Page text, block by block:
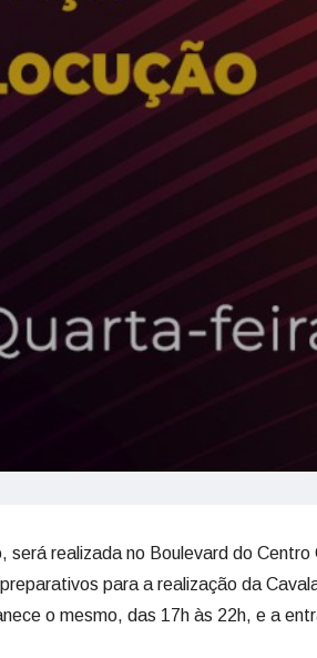
realizada no Boulevard do Centro
para a realização da
o mesmo, das 17h às 22h, e a